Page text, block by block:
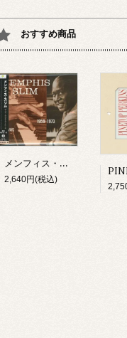
おすすめ商品
メンフィス・スリム/ ザ・フォークウェイズ・イヤーズ(CD)
2,640円(税込)